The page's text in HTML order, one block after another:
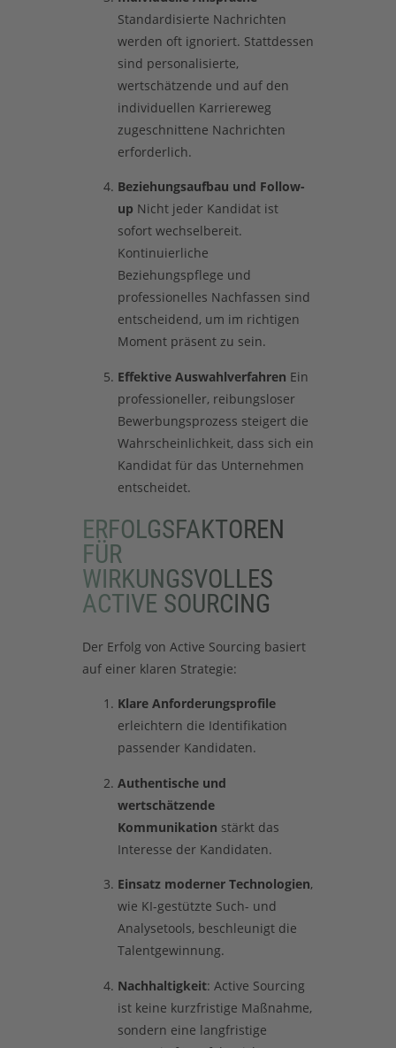
Standardisierte Nachrichten
werden oft ignoriert. Stattdessen
sind personalisierte,
wertschätzende und auf den
individuellen Karriereweg
zugeschnittene Nachrichten
erforderlich.
Beziehungsaufbau und Follow-
up Nicht jeder Kandidat ist
sofort wechselbereit.
Kontinuierliche
Beziehungspflege und
professionelles Nachfassen sind
entscheidend, um im richtigen
Moment präsent zu sein.
Effektive Auswahlverfahren Ein
professioneller, reibungsloser
Bewerbungsprozess steigert die
Wahrscheinlichkeit, dass sich ein
Kandidat für das Unternehmen
entscheidet.
ERFOLGSFAKTOREN
FÜR
WIRKUNGSVOLLES
ACTIVE SOURCING
Der Erfolg von Active Sourcing basiert
auf einer klaren Strategie:
Klare Anforderungsprofile
erleichtern die Identifikation
passender Kandidaten.
Authentische und
wertschätzende
Kommunikation stärkt das
Interesse der Kandidaten.
Einsatz moderner Technologien,
wie KI-gestützte Such- und
Analysetools, beschleunigt die
Talentgewinnung.
Nachhaltigkeit: Active Sourcing
ist keine kurzfristige Maßnahme,
sondern eine langfristige